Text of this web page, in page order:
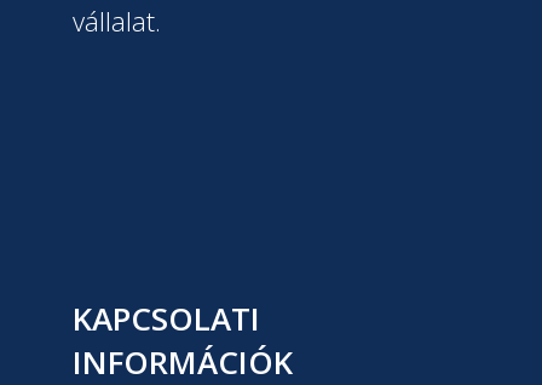
vállalat.
KAPCSOLATI
INFORMÁCIÓK